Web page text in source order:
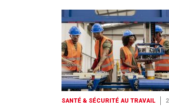
SANTÉ & SÉCURITÉ AU TRAVAIL